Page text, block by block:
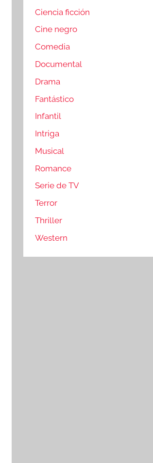
Ciencia ficción
Cine negro
Comedia
Documental
Drama
Fantástico
Infantil
Intriga
Musical
Romance
Serie de TV
Terror
Thriller
Western